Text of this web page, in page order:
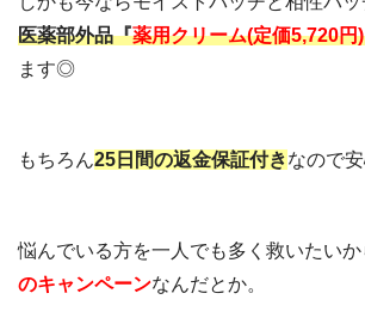
医薬部外品『薬用クリーム(定価5,720円)
ます◎
もちろん25日間の返金保証付きなので
悩んでいる方を一人でも多く救いたいか
のキャンペーンなんだとか。